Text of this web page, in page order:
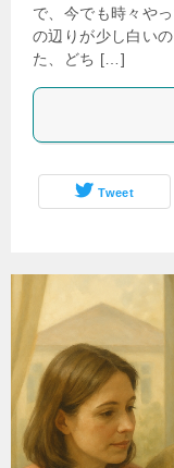
で、今でも時々や
の辺りが少し白い
た、どち […]
Tweet